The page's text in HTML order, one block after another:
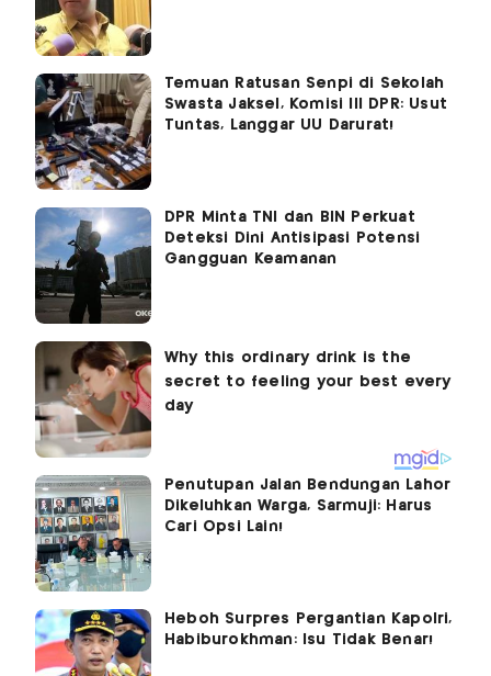
Temuan Ratusan Senpi di Sekolah
Swasta Jaksel, Komisi III DPR: Usut
Tuntas, Langgar UU Darurat!
DPR Minta TNI dan BIN Perkuat
Deteksi Dini Antisipasi Potensi
Gangguan Keamanan
Penutupan Jalan Bendungan Lahor
Dikeluhkan Warga, Sarmuji: Harus
Cari Opsi Lain!
Heboh Surpres Pergantian Kapolri,
Habiburokhman: Isu Tidak Benar!